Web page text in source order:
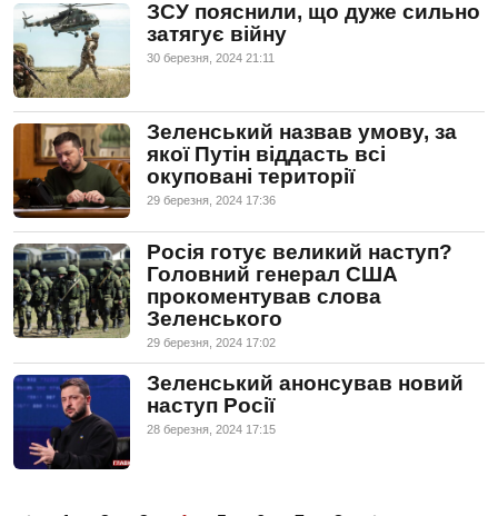
ЗСУ пояснили, що дуже сильно
затягує війну
30 березня, 2024 21:11
Зеленський назвав умову, за
якої Путін віддасть всі
окуповані території
29 березня, 2024 17:36
Росія готує великий наступ?
Головний генерал США
прокоментував слова
Зеленського
29 березня, 2024 17:02
Зеленський анонсував новий
наступ Росії
28 березня, 2024 17:15